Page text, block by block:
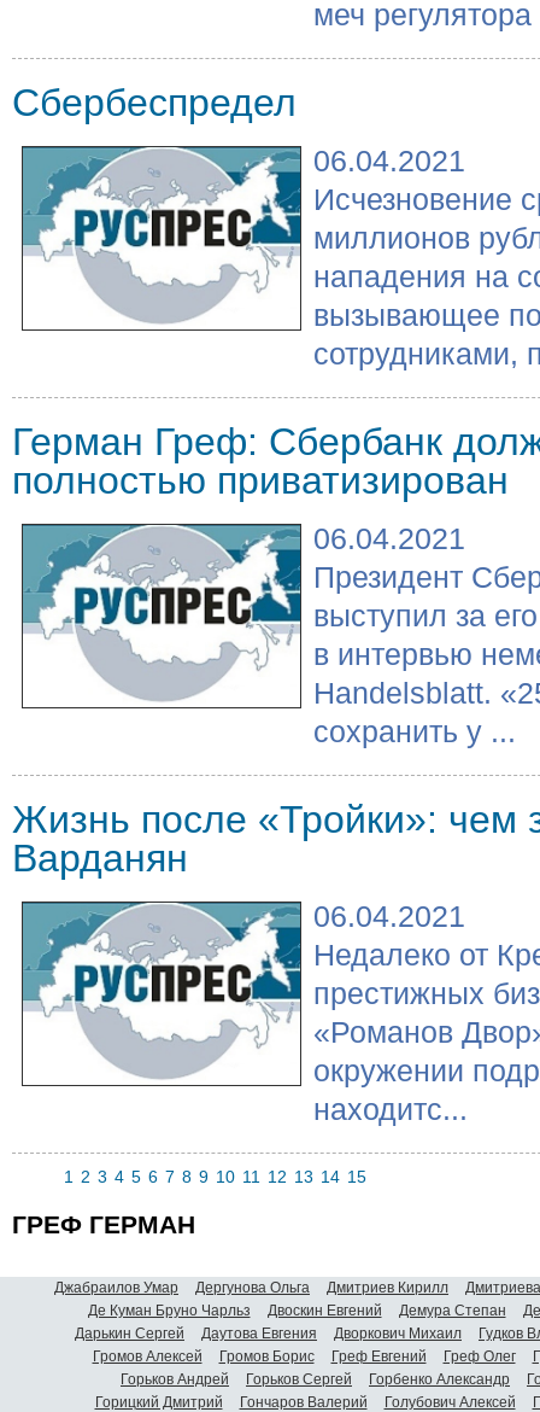
меч регулятора
Сбербеспредел
06.04.2021
Исчезновение
миллионов
нападения на
вызывающее
сотрудниками,
Герман Греф: Сбербанк
полностью приватизирован
06.04.2021
Президент
выступил за
в интервью
Handelsblatt.
сохранить у ...
Жизнь после «Тройки»: чем
Варданян
06.04.2021
Недалеко от
престижных
«Романов
окружении
находитс...
1 2 3 4 5 6 7 8 9 10 11 12 13 14 15
ГРЕФ ГЕРМАН
Джабраилов Умар Дергунова Ольга Дмитриев Кирилл
Де Куман Бруно Чарльз
Двоскин Евгений Демура Степан
Дарькин Сергей
Даутова Евгения Дворкович Михаил
Гудков
Громов Алексей
Громов Борис Греф Евгений Греф Олег
Горьков Андрей
Горьков Сергей Горбенко Александр
Горицкий Дмитрий
Гончаров Валерий Голубович Алексей